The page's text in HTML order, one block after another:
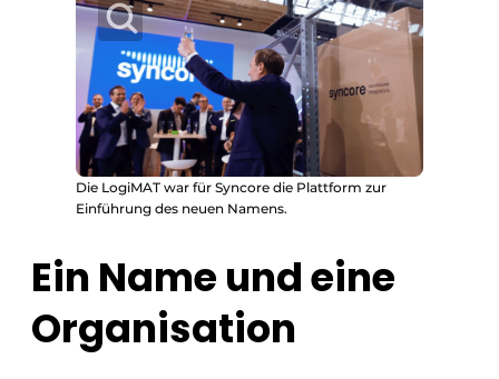
Die LogiMAT war für Syncore die Plattform zur
Einführung des neuen Namens.
Ein Name und eine
Organisation